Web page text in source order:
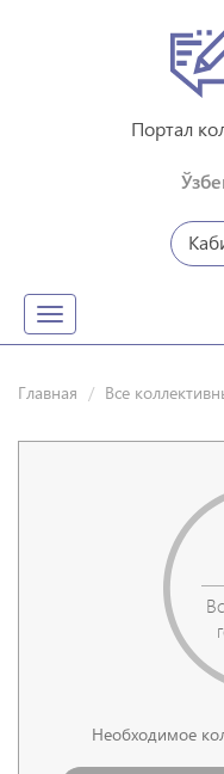
Портал
Toggle
navigation
Главная Все
Необходимое